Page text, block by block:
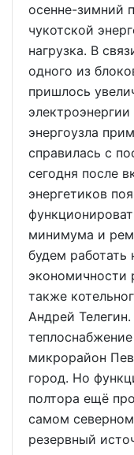
осенне-зимний
чукотской
нагрузка. В
одного из
пришлось
энергоузла
справилась с
сегодня после
энергетиков
минимума и
будем
экономичности
также
Андрей
микрорайон
город. Но
полтора ещё
самом
резервный